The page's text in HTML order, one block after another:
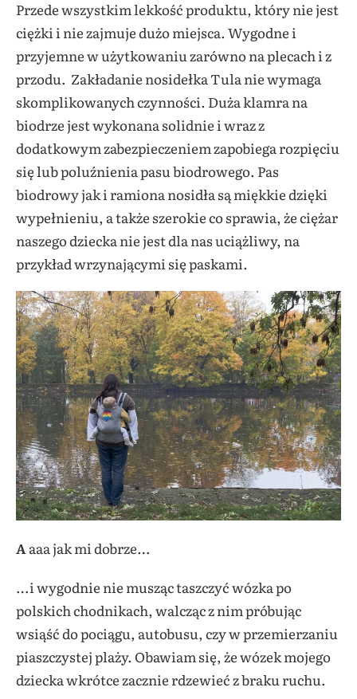
Przede wszystkim lekkość produktu, który nie jest
ciężki i nie zajmuje dużo miejsca. Wygodne i
przyjemne w użytkowaniu zarówno na plecach i z
przodu. Zakładanie nosidełka Tula nie wymaga
skomplikowanych czynności. Duża klamra na
biodrze jest wykonana solidnie i wraz z
dodatkowym zabezpieczeniem zapobiega rozpięciu
się lub poluźnienia pasu biodrowego. Pas
biodrowy jak i ramiona nosidła są miękkie dzięki
wypełnieniu, a także szerokie co sprawia, że ciężar
naszego dziecka nie jest dla nas uciążliwy, na
przykład wrzynającymi się paskami.
Aaaa jak mi dobrze…
…i wygodnie nie musząc taszczyć wózka po
polskich chodnikach, walcząc z nim próbując
wsiąść do pociągu, autobusu, czy w przemierzaniu
piaszczystej plaży. Obawiam się, że wózek mojego
dziecka wkrótce zacznie rdzewieć z braku ruchu.